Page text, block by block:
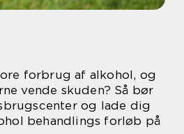
forbrug af alkohol, og
vende skuden? Så bør
og lade dig
behandlings forløb på